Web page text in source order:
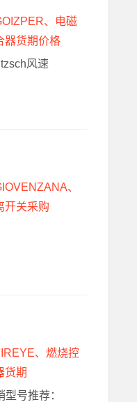
风速
号推荐：